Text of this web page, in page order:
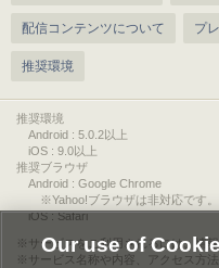
配信コンテンツについて プ
推奨環境
推奨環境
Android : 5.0.2以上
iOS : 9.0以上
推奨ブラウザ
Android : Google Chrome
※Yahoo!ブラウザは非対応です。
iOS : Safari
サービスをご利用されるには、情
サービス名称や内容、アクセス方
Our use of